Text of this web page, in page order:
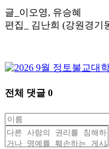
글_이오영, 유승혜
편집_ 김난희 (강원경기
전체 댓글 0